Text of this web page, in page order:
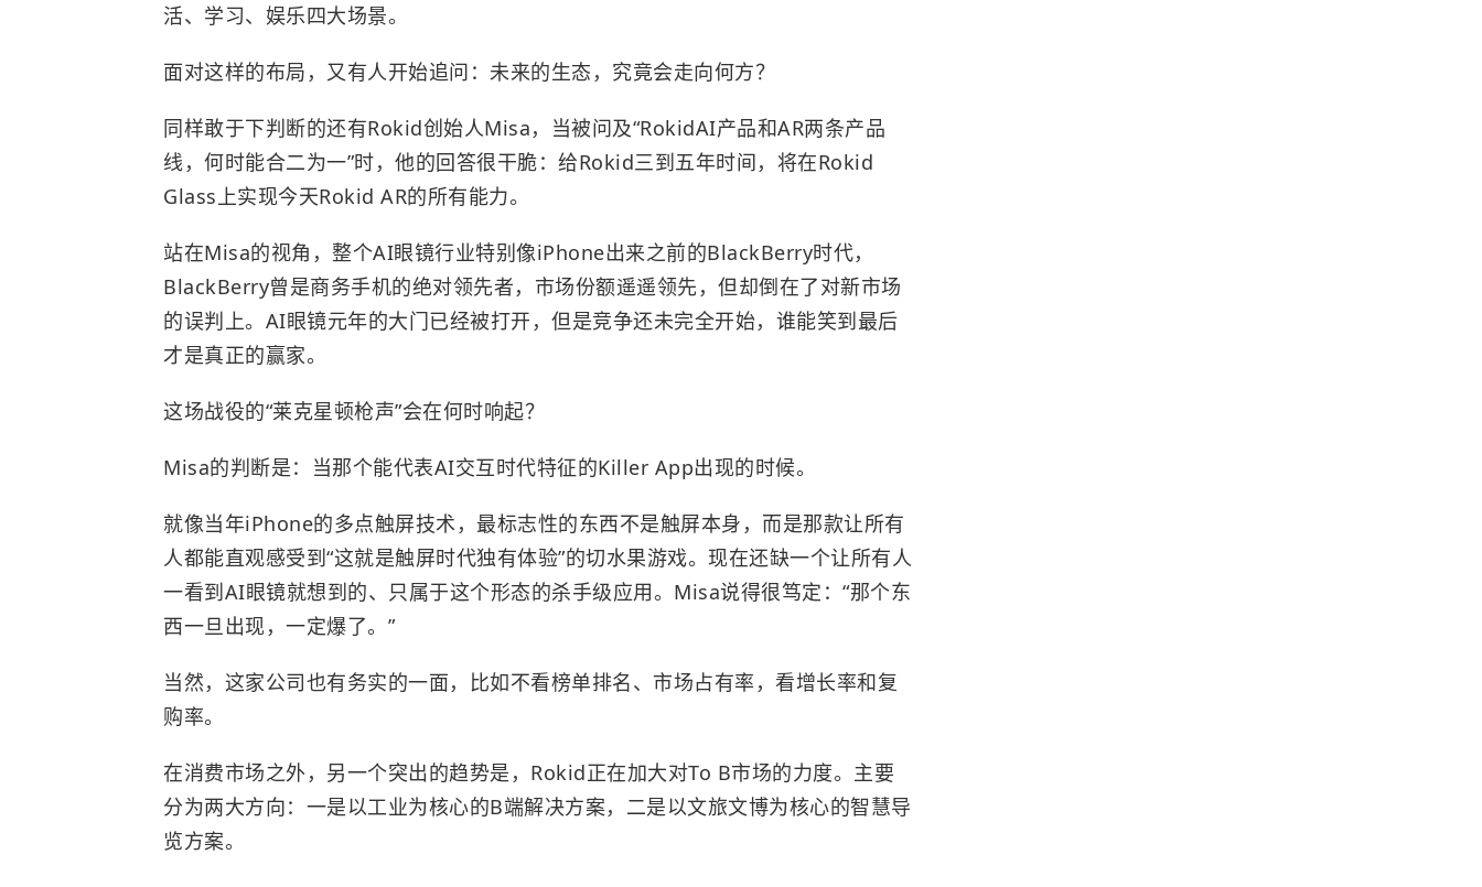
活、学习、娱乐四大场景。
面对这样的布局，又有人开始追问：未来的生态，究竟会走向何方？
同样敢于下判断的还有Rokid创始人Misa，当被问及“RokidAI产品和AR两条产品
线，何时能合二为一”时，他的回答很干脆：给Rokid三到五年时间，将在Rokid
Glass上实现今天Rokid AR的所有能力。
站在Misa的视角，整个AI眼镜行业特别像iPhone出来之前的BlackBerry时代，
BlackBerry曾是商务手机的绝对领先者，市场份额遥遥领先，但却倒在了对新市场
的误判上。AI眼镜元年的大门已经被打开，但是竞争还未完全开始，谁能笑到最后
才是真正的赢家。
这场战役的“莱克星顿枪声”会在何时响起？
Misa的判断是：当那个能代表AI交互时代特征的Killer App出现的时候。
就像当年iPhone的多点触屏技术，最标志性的东西不是触屏本身，而是那款让所有
人都能直观感受到“这就是触屏时代独有体验”的切水果游戏。现在还缺一个让所有人
一看到AI眼镜就想到的、只属于这个形态的杀手级应用。Misa说得很笃定：“那个东
西一旦出现，一定爆了。”
当然，这家公司也有务实的一面，比如不看榜单排名、市场占有率，看增长率和复
购率。
在消费市场之外，另一个突出的趋势是，Rokid正在加大对To B市场的力度。主要
分为两大方向：一是以工业为核心的B端解决方案，二是以文旅文博为核心的智慧导
览方案。